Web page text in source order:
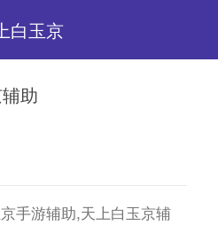
白玉京
助
手游辅助,天上白玉京辅